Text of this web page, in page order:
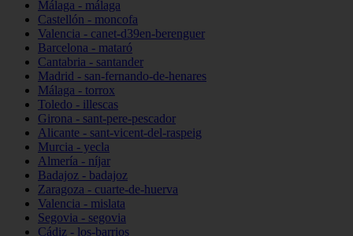
Málaga - málaga
Castellón - moncofa
Valencia - canet-d39en-berenguer
Barcelona - mataró
Cantabria - santander
Madrid - san-fernando-de-henares
Málaga - torrox
Toledo - illescas
Girona - sant-pere-pescador
Alicante - sant-vicent-del-raspeig
Murcia - yecla
Almería - níjar
Badajoz - badajoz
Zaragoza - cuarte-de-huerva
Valencia - mislata
Segovia - segovia
Cádiz - los-barrios